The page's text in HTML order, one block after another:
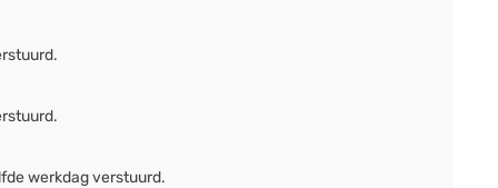
werkdag verstuurd.